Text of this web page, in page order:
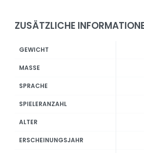
ZUSÄTZLICHE
GEWICHT
MASSE
SPRACHE
SPIELERANZAHL
ALTER
ERSCHEINUNGSJAHR